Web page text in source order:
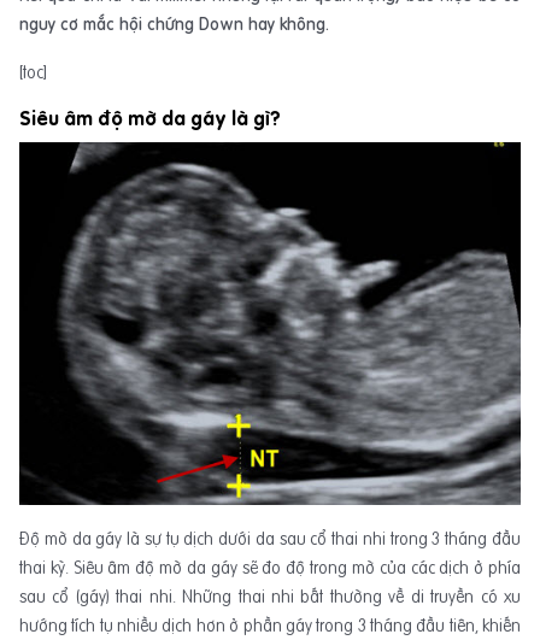
nguy cơ mắc hội chứng Down hay không.
[toc]
Siêu âm độ mờ da gáy là gì?
Độ mờ da gáy là sự tụ dịch dưới da sau cổ thai nhi trong 3 tháng đầu
thai kỳ. Siêu âm độ mờ da gáy sẽ đo độ trong mờ của các dịch ở phía
sau cổ (gáy) thai nhi. Những thai nhi bất thường về di truyền có xu
hướng tích tụ nhiều dịch hơn ở phần gáy trong 3 tháng đầu tiên, khiến